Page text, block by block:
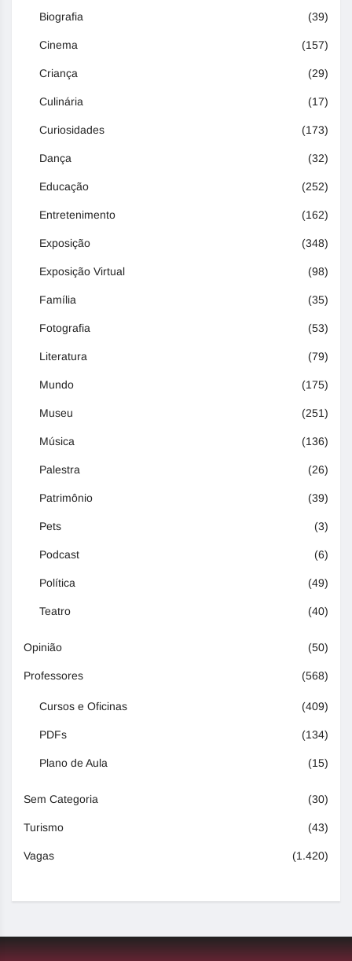
Biografia (39)
Cinema (157)
Criança (29)
Culinária (17)
Curiosidades (173)
Dança (32)
Educação (252)
Entretenimento (162)
Exposição (348)
Exposição Virtual (98)
Família (35)
Fotografia (53)
Literatura (79)
Mundo (175)
Museu (251)
Música (136)
Palestra (26)
Patrimônio (39)
Pets (3)
Podcast (6)
Política (49)
Teatro (40)
Opinião (50)
Professores (568)
Cursos e Oficinas (409)
PDFs (134)
Plano de Aula (15)
Sem Categoria (30)
Turismo (43)
Vagas (1.420)